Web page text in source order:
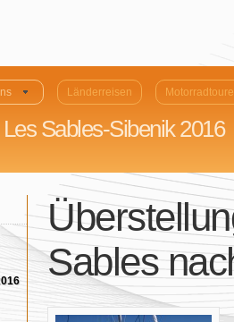
Länderreisen
Sables-Sibenik 2016
Sables